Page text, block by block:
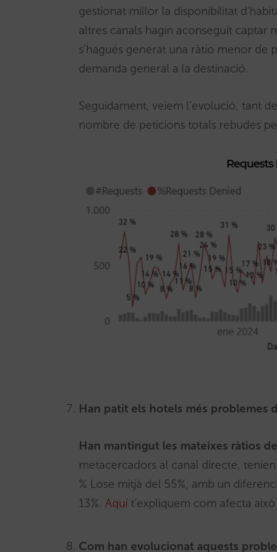
gestionat millor la disponibilitat
altres canals hagin aconseguit captar
s’hagués generat una ràtio menor
demanda general a la destinació.
Seguidament, veiem l’evolució, tant
nombre de peticions totals rebudes
Han patit els hotels més problemes
Han mantingut les mateixes ràtios
metacercadors al canal directe,
% Lose mitjà del 55%, amb un
13%. Aquí t’expliquem com afecta
Com han evolucionat aquests